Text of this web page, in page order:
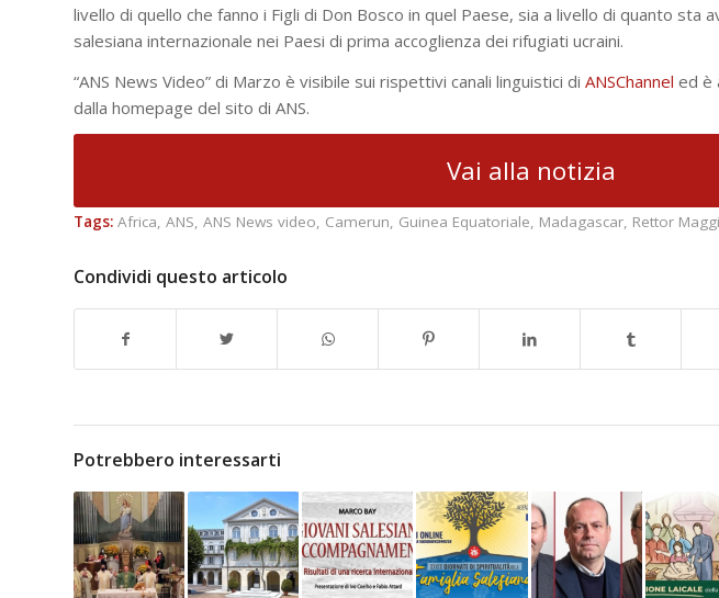
livello di quello che fanno i Figli di Don Bosco in quel Paese, sia a livello di quanto sta
salesiana internazionale nei Paesi di prima accoglienza dei rifugiati ucraini.
“ANS News Video” di Marzo è visibile sui rispettivi canali linguistici di ANSChannel ed è
dalla homepage del sito di ANS.
Vai alla notizia
Tags: Africa, ANS, ANS News video, Camerun, Guinea Equatoriale, Madagascar, Rettor
Condividi questo articolo
Potrebbero interessarti